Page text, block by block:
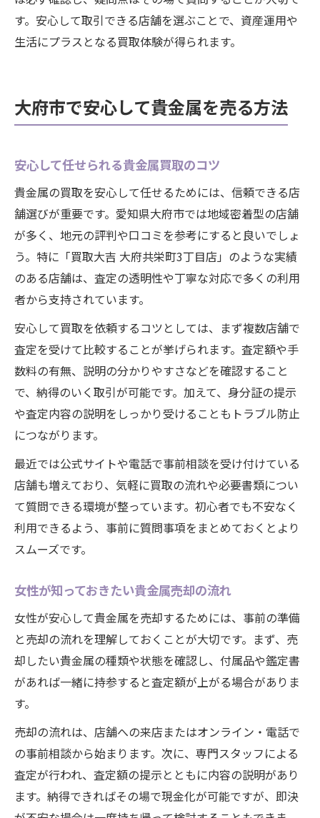
す。安心して取引できる店舗を選ぶことで、資産運用や
生活にプラスとなる買取体験が得られます。
大府市で安心して貴金属を売る方法
安心して任せられる貴金属買取のコツ
貴金属の買取を安心して任せるためには、信頼できる店
舗選びが重要です。愛知県大府市では地域密着型の店舗
が多く、地元の評判や口コミを参考にすると良いでしょ
う。特に「買取大吉 大府共栄町3丁目店」のような実績
のある店舗は、査定の透明性や丁寧な対応で多くの利用
者から支持されています。
安心して買取を依頼するコツとしては、まず複数店舗で
査定を受けて比較することが挙げられます。査定額や手
数料の有無、説明の分かりやすさなどを確認すること
で、納得のいく取引が可能です。加えて、身分証の提示
や査定内容の説明をしっかり受けることもトラブル防止
につながります。
最近では公式サイトや電話で事前相談を受け付けている
店舗も増えており、気軽に買取の流れや必要書類につい
て質問できる環境が整っています。初心者でも不安なく
利用できるよう、事前に質問事項をまとめておくとより
スムーズです。
女性が知っておきたい貴金属売却の流れ
女性が安心して貴金属を売却するためには、事前の準備
と売却の流れを理解しておくことが大切です。まず、売
却したい貴金属の種類や状態を確認し、付属品や鑑定書
があれば一緒に持参すると査定額が上がる場合がありま
す。
売却の流れは、店舗への来店またはオンライン・電話で
の事前相談から始まります。次に、専門スタッフによる
査定が行われ、査定額の提示とともに内容の説明があり
ます。納得できればその場で現金化が可能ですが、即決